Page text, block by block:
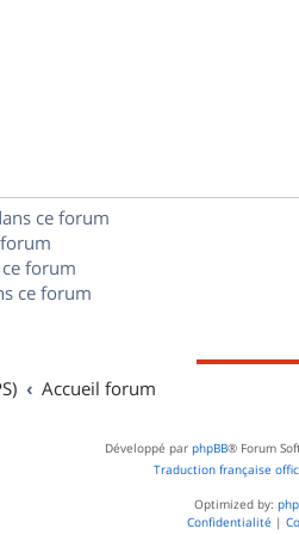
ce forum
forum
ce forum
Accueil forum
Développé par phpBB® Forum
Traduction française
Optimized by:
Confidentialité |